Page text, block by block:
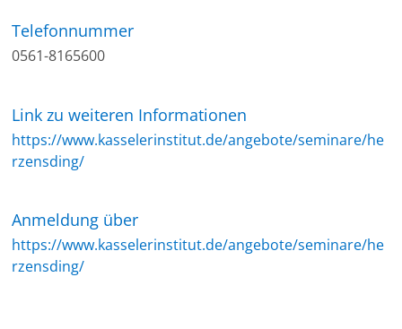
Telefonnummer
0561-8165600
Link zu weiteren Informationen
https://www.kasselerinstitut.de/angebote/seminare/he
rzensding/
Anmeldung über
https://www.kasselerinstitut.de/angebote/seminare/he
rzensding/